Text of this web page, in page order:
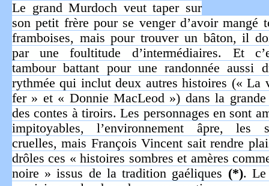
Le grand Murdoch veut taper sur
son petit frère pour se venger d’avoir mangé
framboises, mais pour trouver un bâton, il
par une foultitude d’intermédiaires. Et
tambour battant pour une randonnée aussi
rythmée qui inclut deux autres histoires (« La
fer » et « Donnie MacLeod ») dans la
des contes à tiroirs. Les personnages en sont
impitoyables, l’environnement âpre, les
cruelles, mais François Vincent sait rendre
drôles ces « histoires sombres et amères
noire » issus de la tradition gaéliques (*). Le